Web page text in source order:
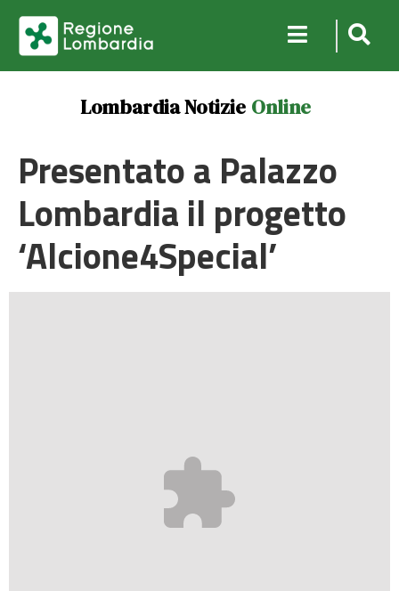
Lombardia Notizie Online
Presentato a Palazzo
Lombardia il progetto
‘Alcione4Special’